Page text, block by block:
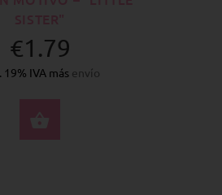
€1.79
19% IVA más envío